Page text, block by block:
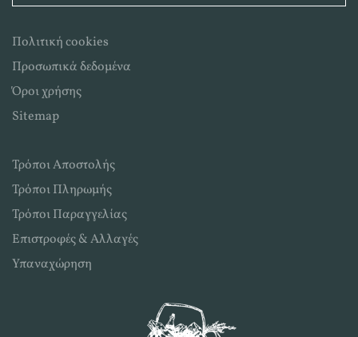
Πολιτική cookies
Προσωπικά δεδομένα
Όροι χρήσης
Sitemap
Τρόποι Αποστολής
Τρόποι Πληρωμής
Τρόποι Παραγγελίας
Επιστροφές & Αλλαγές
Υπαναχώρηση